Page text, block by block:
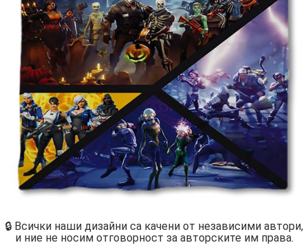
🔒 Всички наши дизайни са качени от независими автори,
и ние не носим отговорност за авторските им права.